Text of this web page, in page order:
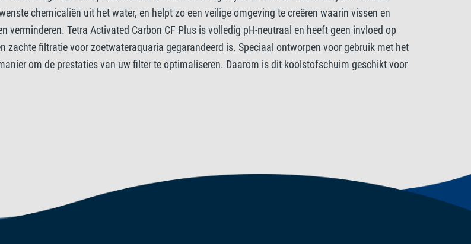
chemicaliën uit het water, en helpt zo een veilige omgeving te creëren waarin vissen en
verminderen. Tetra Activated Carbon CF Plus is volledig pH-neutraal en heeft geen invloed op
zachte filtratie voor zoetwateraquaria gegarandeerd is. Speciaal ontworpen voor gebruik met het
om de prestaties van uw filter te optimaliseren. Daarom is dit koolstofschuim geschikt voor
is gemakkelijk te gebruiken en duurzaam. Het is de ideale oplossing voor het behoud van een